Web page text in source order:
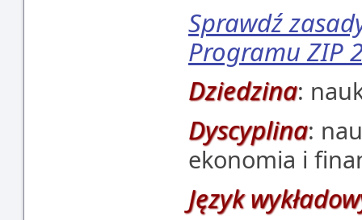
Sprawdź
Programu ZIP
Dziedzina:
Dyscyplina:
ekonomia i
Język